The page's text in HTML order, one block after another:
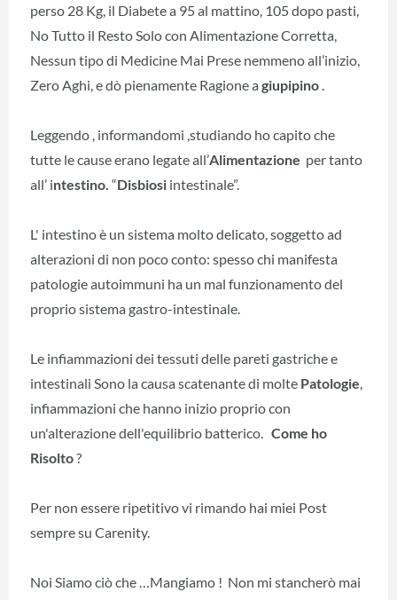
perso 28 Kg, il Diabete a 95 al mattino, 105 dopo pasti,
No Tutto il Resto Solo con Alimentazione Corretta,
Nessun tipo di Medicine Mai Prese nemmeno all’inizio,
Zero Aghi, e dò pienamente Ragione a giupipino.
Leggendo , informandomi ,studiando ho capito che
tutte le cause erano legate all’Alimentazione per tanto
all’ intestino. “Disbiosi intestinale”.
L' intestino è un sistema molto delicato, soggetto ad
alterazioni di non poco conto: spesso chi manifesta
patologie autoimmuni ha un mal funzionamento del
proprio sistema gastro-intestinale.
Le infiammazioni dei tessuti delle pareti gastriche e
intestinali Sono la causa scatenante di molte Patologie,
infiammazioni che hanno inizio proprio con
un'alterazione dell'equilibrio batterico. Come ho
Risolto?
Per non essere ripetitivo vi rimando hai miei Post
sempre su Carenity.
Noi Siamo ciò che …Mangiamo ! Non mi stancherò mai